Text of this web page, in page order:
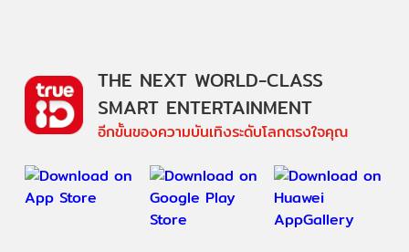
THE NEXT WORLD-CLASS
SMART ENTERTAINMENT
อีกขั้นของความบันเทิงระดับโลกตรงใจคุณ